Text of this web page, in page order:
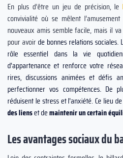
En plus d’être un jeu de précision, le
convivialité où se mêlent
nouveaux amis semble facile, mais il
pour avoirde bonnes relations sociales.
rôle essentiel dans la vie
d'appartenance et renforce votre
rires, discussions animées et défis
perfectionner vos compétences. De
réduisent le stress et l'anxiété.Ce lieu
des lienset demaintenir un certain
Les avantages sociaux du